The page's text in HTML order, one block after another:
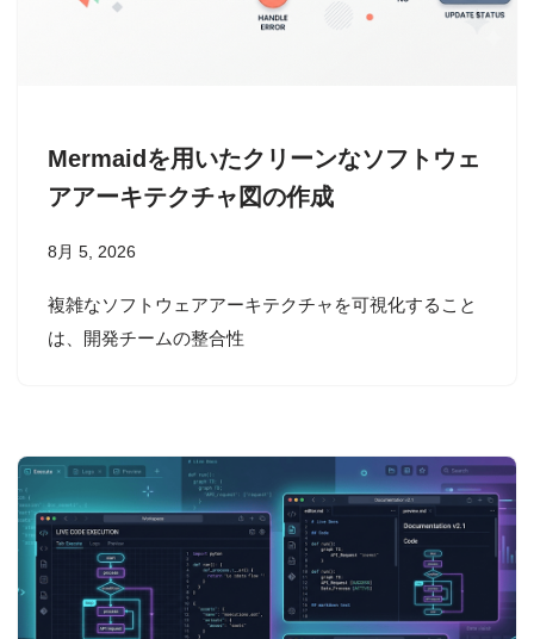
Mermaidを用いたクリーンなソフトウェ
アアーキテクチャ図の作成
8月 5, 2026
複雑なソフトウェアアーキテクチャを可視化すること
は、開発チームの整合性